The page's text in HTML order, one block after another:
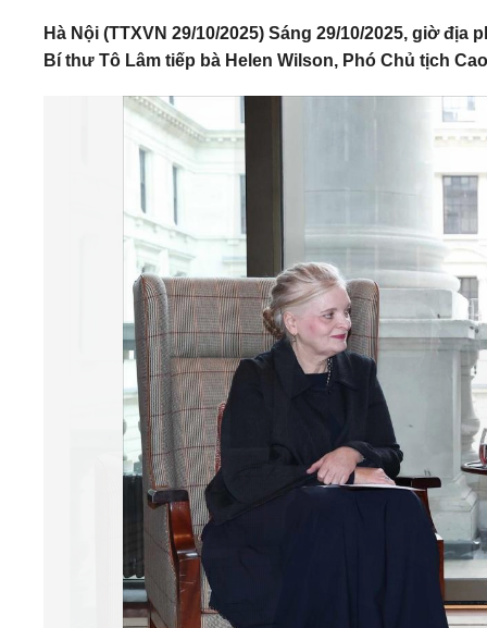
Hà Nội (TTXVN 29/10/2025) Sáng 29/10/2025, giờ
Bí thư Tô Lâm tiếp bà Helen Wilson, Phó Chủ tịch